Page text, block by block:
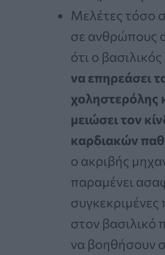
Μελέτες τόσο
σε ανθρώπους
ότι ο
να επηρεάσει
χοληστερόλης
μειώσει τον
καρδιακών
ο ακριβής
παραμένει
συγκεκριμένες
στον βασιλικό
να βοηθήσουν